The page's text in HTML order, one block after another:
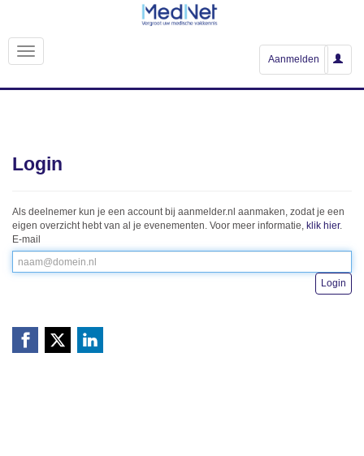
Aanmelden
Login
Als deelnemer kun je een account bij aanmelder.nl aanmaken, zodat je een
eigen overzicht hebt van al je evenementen. Voor meer informatie, klik hier.
E-mail
Login